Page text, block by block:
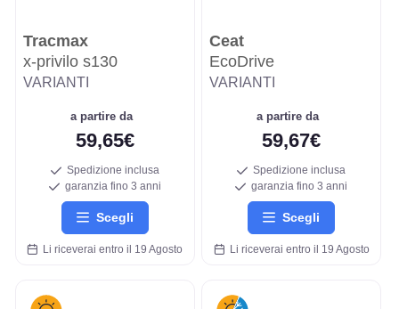
Tracmax
x-privilo s130
VARIANTI
a partire da
59,65€
Spedizione inclusa
garanzia fino 3 anni
Scegli
Li riceverai entro il 19 Agosto
Ceat
EcoDrive
VARIANTI
a partire da
59,67€
Spedizione inclusa
garanzia fino 3 anni
Scegli
Li riceverai entro il 19 Agosto